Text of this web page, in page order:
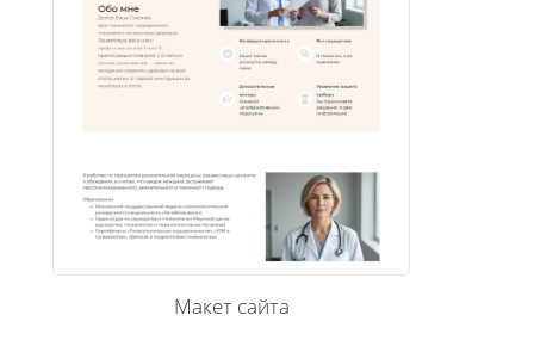
Макет сайта